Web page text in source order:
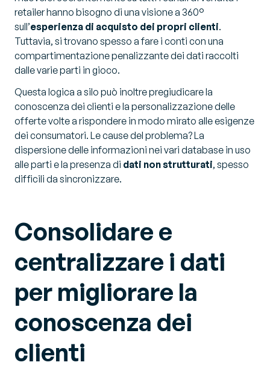
retailer hanno bisogno di una visione a 360°
sull’esperienza di acquisto dei propri clienti.
Tuttavia, si trovano spesso a fare i conti con una
compartimentazione penalizzante dei dati raccolti
dalle varie parti in gioco.
Questa logica a silo può inoltre pregiudicare la
conoscenza dei clienti e la personalizzazione delle
offerte volte a rispondere in modo mirato alle esigenze
dei consumatori. Le cause del problema? La
dispersione delle informazioni nei vari database in uso
alle parti e la presenza di dati non strutturati, spesso
difficili da sincronizzare.
Consolidare e
centralizzare i dati
per migliorare la
conoscenza dei
clienti